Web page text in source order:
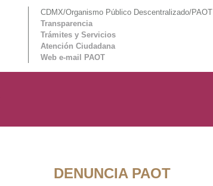
CDMX/Organismo Público Descentralizado/PAOT
Transparencia
Trámites y Servicios
Atención Ciudadana
Web e-mail PAOT
DENUNCIA PAOT